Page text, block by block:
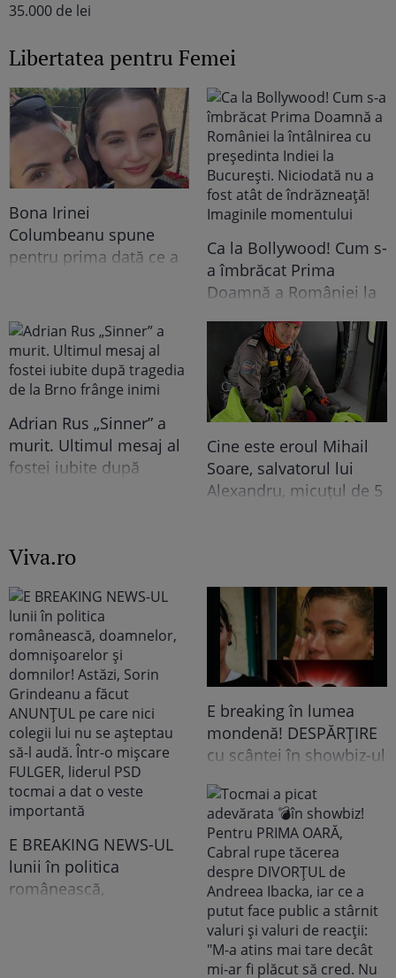
Libertatea pentru Femei
Bona Irinei
Columbeanu spune
pentru prima dată ce a
niciodată la TV: ”Eu am
cunoscut o altă latură a
relației lor. În casă era o
atmosferă..."
Ca la Bollywood! Cum s-
a îmbrăcat Prima
Doamnă a României la
Indiei la București.
Niciodată nu a fost atât
de îndrăzneață!
Imaginile momentului
Adrian Rus „Sinner” a
murit. Ultimul mesaj al
fostei iubite după
Cine este eroul Mihail
Soare, salvatorul lui
Alexandru, micuțul de 5
Viva.ro
E BREAKING NEWS-UL
lunii în politica
românească,
E breaking în lumea
mondenă! DESPĂRȚIRE
cu scântei în showbiz-ul
noastră vedetă a
recunoscut TOT, dar
tooot: „Mă abțin să nu-i
scriu. Am făcut
scandal!” Ce s-a
întâmplat e...